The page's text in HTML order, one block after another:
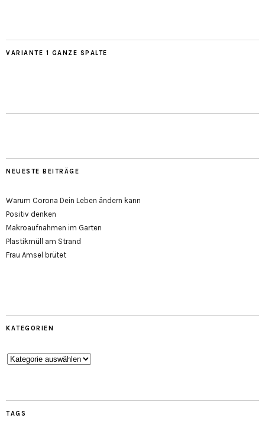
VARIANTE 1 GANZE SPALTE
NEUESTE BEITRÄGE
Warum Corona Dein Leben ändern kann
Positiv denken
Makroaufnahmen im Garten
Plastikmüll am Strand
Frau Amsel brütet
KATEGORIEN
Kategorien
TAGS